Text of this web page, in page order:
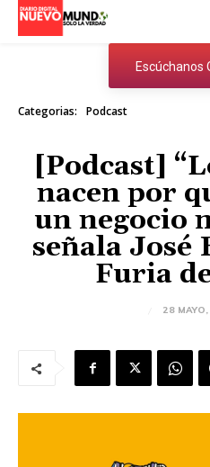
Escúchanos
Categorias: Podcast
[Podcast]
nacen por
un negocio
señala José
Furia
28